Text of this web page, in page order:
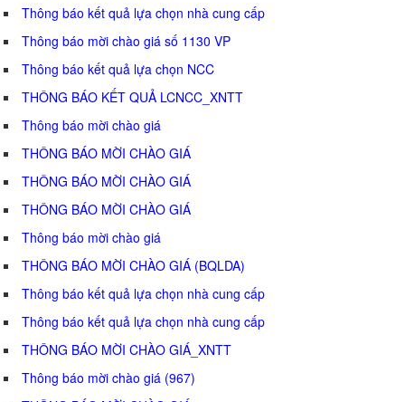
Thông báo kết quả lựa chọn nhà cung cấp
Thông báo mời chào giá số 1130 VP
Thông báo kết quả lựa chọn NCC
THÔNG BÁO KẾT QUẢ LCNCC_XNTT
Thông báo mời chào giá
THÔNG BÁO MỜI CHÀO GIÁ
THÔNG BÁO MỜI CHÀO GIÁ
THÔNG BÁO MỜI CHÀO GIÁ
Thông báo mời chào giá
THÔNG BÁO MỜI CHÀO GIÁ (BQLDA)
Thông báo kết quả lựa chọn nhà cung cấp
Thông báo kết quả lựa chọn nhà cung cấp
THÔNG BÁO MỜI CHÀO GIÁ_XNTT
Thông báo mời chào giá (967)